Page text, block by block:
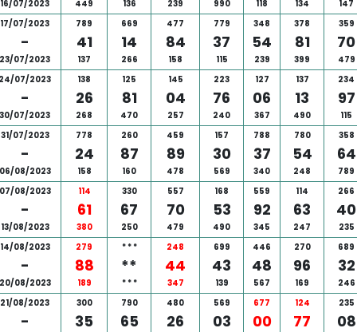
16/07/2023 449 136 239 990 118 134
147
17/07/2023
-
23/07/2023
789
41
137
669
14
266
477
84
158
779
37
115
348
54
239
378
81
399
359
70
479
07/2023
-
30/07/2023
138
26
268
125
81
470
145
04
257
223
76
240
127
06
367
137
13
490
234
97
115
31/07/2023
-
08/2023
778
24
158
260
87
160
459
89
478
157
30
569
788
37
340
780
54
248
358
64
789
08/2023
-
13/08/2023
114
61
380
330
67
250
557
70
479
168
53
490
559
92
345
114
63
247
266
40
235
14/08/2023
-
08/2023
279
88
189
* * *
**
* * *
248
44
347
699
43
139
446
48
567
270
96
169
689
32
246
21/08/2023
-
300
35
790
65
480
26
569
03
677
00
124
77
235
08